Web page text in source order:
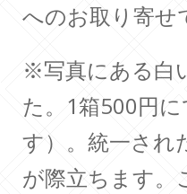
へのお取り寄せ
※写真にある白
た。1箱500円
す）。統一され
が際立ちます。